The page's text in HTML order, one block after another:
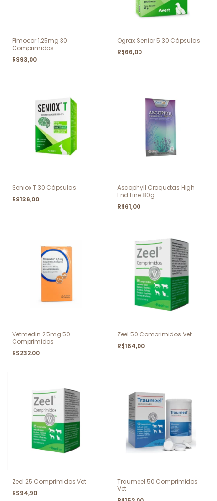
Pimocor 1,25mg 30
Comprimidos
R$93,00
Ograx Senior 5 30 Cápsulas
R$66,00
Seniox T 30 Cápsulas
R$136,00
Ascophyll Croquetas High
End Line 80g
R$61,00
Vetmedin 2,5mg 50
Comprimidos
R$232,00
Zeel 50 Comprimidos Vet
R$164,00
Zeel 25 Comprimidos Vet
R$94,90
Traumeel 50 Comprimidos
Vet